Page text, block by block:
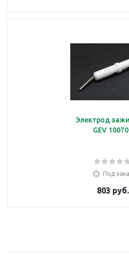
Электрод
GEV
Под
803 руб.